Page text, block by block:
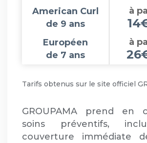
American Curl
de 9 ans
à
Européen
de 7 ans
à
Tarifs obtenus sur le site officiel
GROUPAMA prend en
soins préventifs,
couverture immédiate